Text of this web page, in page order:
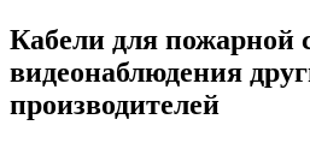
Кабели для пожарной
видеонаблюдения
производителей